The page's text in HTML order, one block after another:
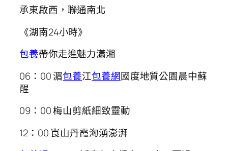
承東啟西，聯通南北
《湖南24小時》
包養帶你走進魅力瀟湘
06：00 湄包養江包養網國度地質公園晨中蘇
醒
09：00 梅山剪紙細致靈動
12：00 崀山丹霞洶湧澎湃